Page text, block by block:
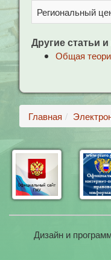
Региональный
Другие статьи
Общая
Главная
Дизайн и